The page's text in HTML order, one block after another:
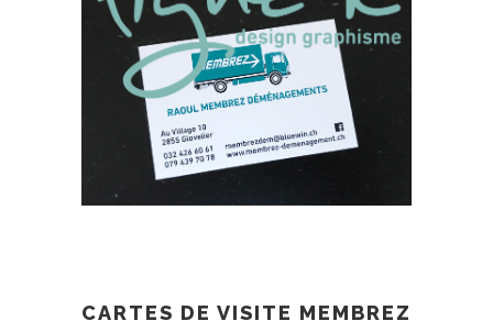
CARTES DE VISITE MEMBREZ